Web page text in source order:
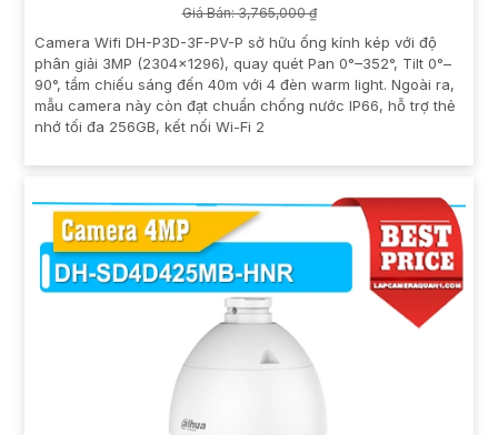
Giá Bán: 3,765,000 ₫
Camera Wifi DH-P3D-3F-PV-P sở hữu ống kính kép với độ
phân giải 3MP (2304x1296), quay quét Pan 0°–352°, Tilt 0°–
90°, tầm chiếu sáng đến 40m với 4 đèn warm light. Ngoài ra,
mẫu camera này còn đạt chuẩn chống nước IP66, hỗ trợ thẻ
nhớ tối đa 256GB, kết nối Wi-Fi 2